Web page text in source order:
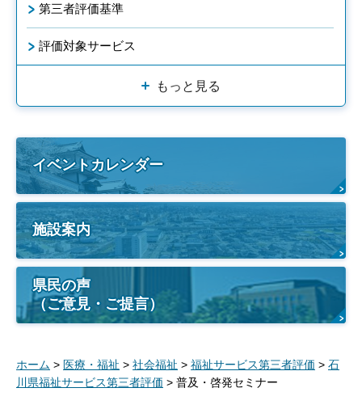
第三者評価基準
評価対象サービス
もっと見る
イベントカレンダー
施設案内
県民の声
（ご意見・ご提言）
ホーム > 医療・福祉 > 社会福祉 > 福祉サービス第三者評価 > 石
川県福祉サービス第三者評価 > 普及・啓発セミナー